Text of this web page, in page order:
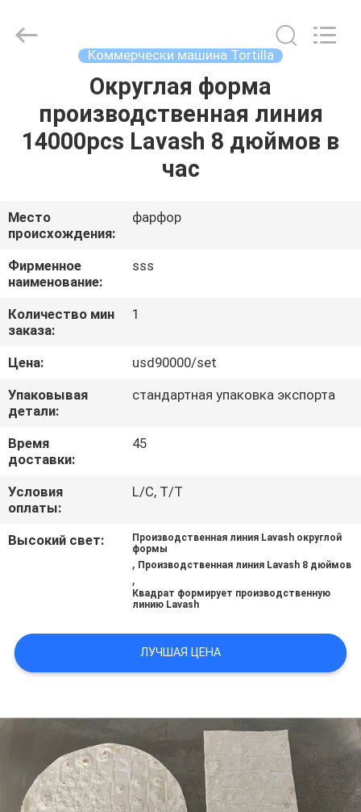
ПРОДУКТЫ
О
НАС
ЭКСКУРСИЯ
ЗАВОДУ
КОНТРОЛЬ
КАЧЕСТВА
СВЯЖИТЕСЬ
С
ЗАПРОСИТЕ
ЦИТАТУ
САЙТА
PRIVACY
POLICY
Technology
Коммерчески машина Tortilla
Округлая форма
производственная линия
14000pcs Lavash 8 дюймов в
час
Место
происхождения:
фарфор
Фирменное
наименование:
sss
Количество мин
заказа:
1
Цена:
usd90000/set
Упаковывая
детали:
стандартная упаковка экспорта
Время
доставки:
45
Условия
оплаты:
L/C, T/T
Высокий свет:
Производственная линия Lavash округлой
формы
, Производственная линия Lavash 8 дюймов
,
Квадрат формирует производственную
линию Lavash
ЛУЧШАЯ ЦЕНА